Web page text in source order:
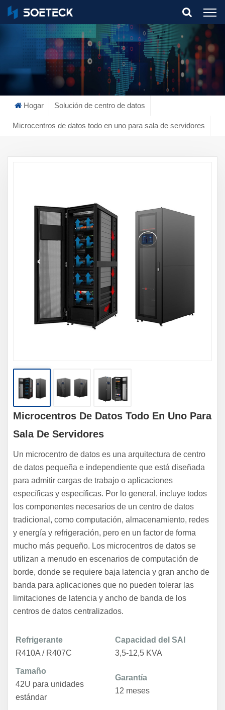
What Are You Looking For?
Hogar Solución de centro de datos
Microcentros de datos todo en uno para sala de servidores
Microcentros De Datos Todo En Uno Para
Sala De Servidores
Un microcentro de datos es una arquitectura de centro
de datos pequeña e independiente que está diseñada
para admitir cargas de trabajo o aplicaciones
específicas y específicas. Por lo general, incluye todos
los componentes necesarios de un centro de datos
tradicional, como computación, almacenamiento, redes
y energía y refrigeración, pero en un factor de forma
mucho más pequeño. Los microcentros de datos se
utilizan a menudo en escenarios de computación de
borde, donde se requiere baja latencia y gran ancho de
banda para aplicaciones que no pueden tolerar las
limitaciones de latencia y ancho de banda de los
centros de datos centralizados.
Refrigerante
R410A / R407C
Capacidad del SAI
3,5-12,5 KVA
Tamaño
42U para unidades
estándar
Garantía
12 meses